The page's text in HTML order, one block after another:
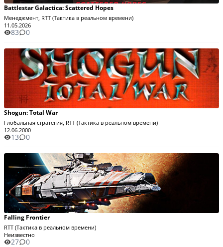
Battlestar Galactica: Scattered Hopes
Менеджмент, RTT (Тактика в реальном времени)
11.05.2026
83 0
Shogun: Total War
Глобальная стратегия, RTT (Тактика в реальном времени)
12.06.2000
13 0
Falling Frontier
RTT (Тактика в реальном времени)
Неизвестно
27 0